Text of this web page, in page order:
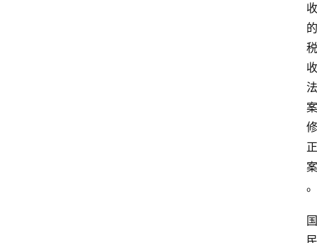
收
的
税
收
法
案
修
正
案
。
国
民